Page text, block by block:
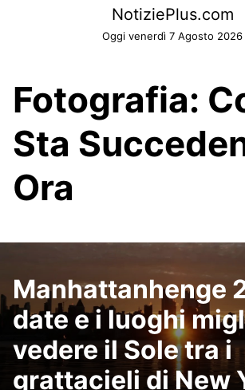
NotiziePlus.com
Oggi venerdì 7 Agosto 2026
Fotografia:
Sta
Ora
Manhattanhenge
date e i luoghi
vedere il Sole tra i
grattacieli di New